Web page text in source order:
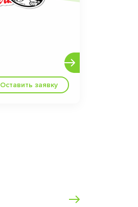
Оставить заявку